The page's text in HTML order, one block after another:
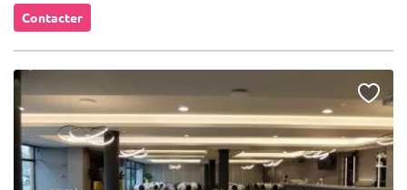
Contacter